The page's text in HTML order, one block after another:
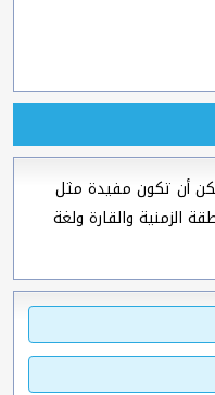
أن تكون مفيدة مثل
الزمنية والقارة ولغة